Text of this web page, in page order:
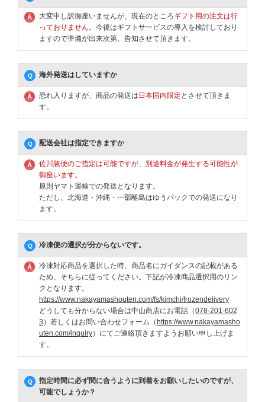
大変申し訳御座いませんが、現在のところギフト用の注文は行
っておりません。今後はギフトサービスの導入を検討しており
ますので準備が出来次第、告知させて頂きます。
海外発送はしていますか
恐れ入りますが、商品の発送は 日本国内限定 とさせて頂きま
す。
配送会社は指定できますか
佐川急便のご指定は可能ですが、別途料金が発生する可能性が
御座います。
原則ヤマト運輸での発送となります。
ただし、北海道・沖縄・一部離島はゆうパックでの発送になり
ます。
冷凍便の選択が分からないです。
冷凍対応商品を選択した時、商品名にガイダンスの記載がある
ため、そちらに従ってください。下記が冷凍商品選択用のリン
クとなります。
https://www.nakayamashouten.com/fs/kimchi/frozendelivery
どうしても分からない場合は中山商店にお電話（078-201-602
3 ）若しくはお問い合わせフォーム（ https://www.nakayamasho
uten.com/inquiry）にてご連絡頂きますようお願い申し上げま
す。
指定時間に必ず間に合うように到着をお願いしたいのですが、
可能でしょうか？